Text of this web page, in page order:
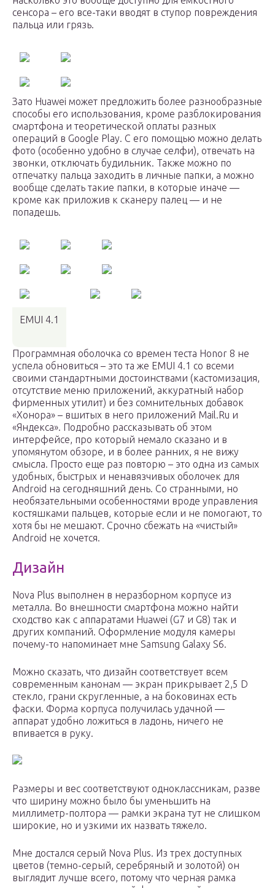
сенсора – его все-таки вводят в ступор повреждения
пальца или грязь.
Зато Huawei может предложить более разнообразные
способы его использования, кроме разблокирования
смартфона и теоретической оплаты разных
операций в Google Play. С его помощью можно делать
фото (особенно удобно в случае селфи), отвечать на
звонки, отключать будильник. Также можно по
отпечатку пальца заходить в личные папки, а можно
вообще сделать такие папки, в которые иначе —
кроме как приложив к сканеру палец — и не
попадешь.
EMUI 4.1
Программная оболочка со времен теста Honor 8 не
успела обновиться – это та же EMUI 4.1 со всеми
своими стандартными достоинствами (кастомизация,
отсутствие меню приложений, аккуратный набор
фирменных утилит) и без сомнительных добавок
«Хонора» – вшитых в него приложений Mail.Ru и
«Яндекса». Подробно рассказывать об этом
интерфейсе, про который немало сказано и в
упомянутом обзоре, и в более ранних, я не вижу
смысла. Просто еще раз повторю – это одна из самых
удобных, быстрых и ненавязчивых оболочек для
Android на сегодняшний день. Со странными, но
необязательными особенностями вроде управления
костяшками пальцев, которые если и не помогают, то
хотя бы не мешают. Срочно сбежать на «чистый»
Android не хочется.
Дизайн
Nova Plus выполнен в неразборном корпусе из
металла. Во внешности смартфона можно найти
сходство как с аппаратами Huawei (G7 и G8) так и
других компаний. Оформление модуля камеры
почему-то напоминает мне Samsung Galaxy S6.
Можно сказать, что дизайн соответствует всем
современным канонам — экран прикрывает 2,5 D
стекло, грани скругленные, а на боковинах есть
фаски. Форма корпуса получилась удачной —
аппарат удобно ложиться в ладонь, ничего не
впивается в руку.
Размеры и вес соответствуют одноклассникам, разве
что ширину можно было бы уменьшить на
миллиметр-полтора — рамки экрана тут не слишком
широкие, но и узкими их назвать тяжело.
Мне достался серый Nova Plus. Из трех доступных
цветов (темно-серый, серебряный и золотой) он
выглядит лучше всего, потому что черная рамка